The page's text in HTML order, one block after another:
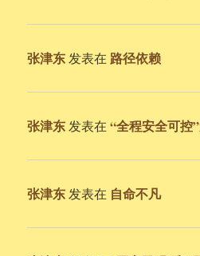
张津东 发表在 路径依赖
张津东 发表在“全程安全可控
张津东 发表在 自命不凡